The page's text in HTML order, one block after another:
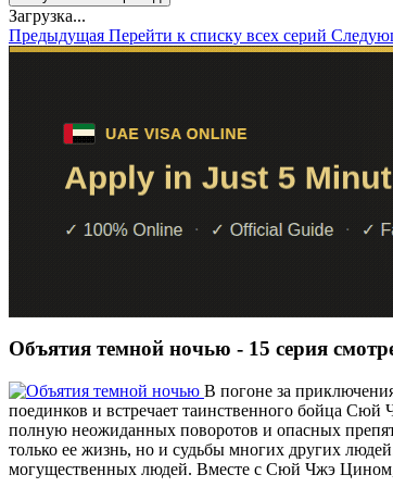
Загрузка...
Предыдущая Перейти к списку всех серий
Объятия темной ночью - 15 серия
В погоне за
поединков и встречает таинственного бойца
полную неожиданных поворотов и опасных
только ее жизнь, но и судьбы многих других
могущественных людей. Вместе с Сюй Чжэ Цином,